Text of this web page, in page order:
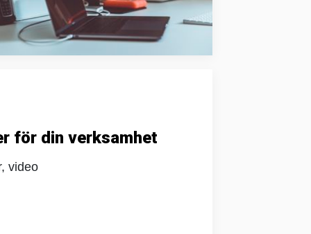
för din verksamhet
video